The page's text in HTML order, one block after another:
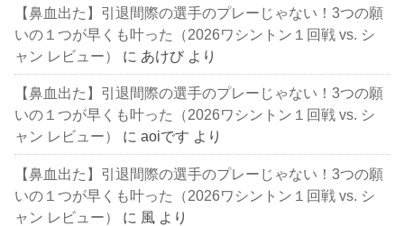
【鼻血出た】引退間際の選手のプレーじゃない！3つの願
いの１つが早くも叶った（2026ワシントン１回戦 vs. シ
ャン レビュー）
に あけび より
【鼻血出た】引退間際の選手のプレーじゃない！3つの願
いの１つが早くも叶った（2026ワシントン１回戦 vs. シ
ャン レビュー）
にaoiです より
【鼻血出た】引退間際の選手のプレーじゃない！3つの願
いの１つが早くも叶った（2026ワシントン１回戦 vs. シ
ャン レビュー）
に 風 より